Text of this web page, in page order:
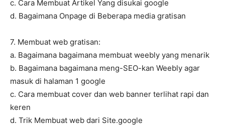
c. Cara Membuat Artikel Yang disukai google
d. Bagaimana Onpage di Beberapa media gratisan
7. Membuat web gratisan:
a. Bagaimana bagaimana membuat weebly yang menarik
b. Bagaimana bagaimana meng-SEO-kan Weebly agar
masuk di halaman 1 google
c. Cara membuat cover dan web banner terlihat rapi dan
keren
d. Trik Membuat web dari Site.google